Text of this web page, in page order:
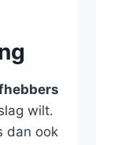
wilt.
dan ook